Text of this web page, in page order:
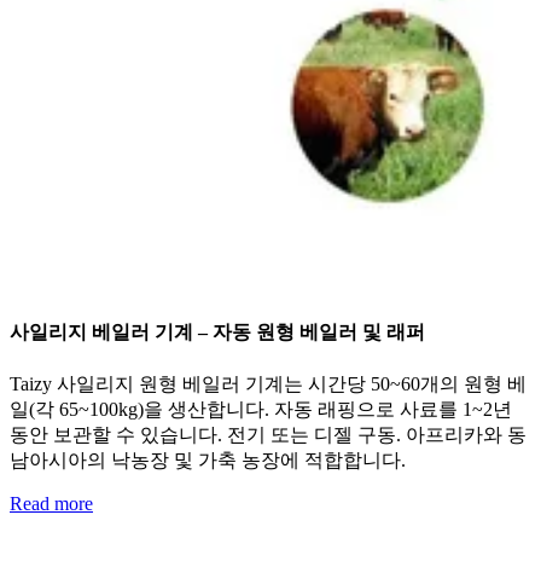
사일리지 베일러 기계 – 자동 원형 베일러 및 래퍼
Taizy 사일리지 원형 베일러 기계는 시간당 50~60개의 원형 베
일(각 65~100kg)을 생산합니다. 자동 래핑으로 사료를 1~2년
동안 보관할 수 있습니다. 전기 또는 디젤 구동. 아프리카와 동
남아시아의 낙농장 및 가축 농장에 적합합니다.
Read more